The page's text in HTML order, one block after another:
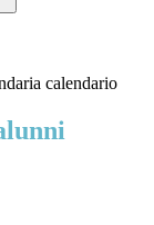
calendario